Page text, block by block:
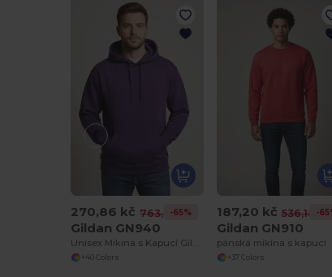
270,86 kč 763,82 kč
-65%
Gildan GN940
+40 Colors
187,20 kč 536,18 kč
-
Gildan GN910
pánská mikina s kapucí
+37 Colors